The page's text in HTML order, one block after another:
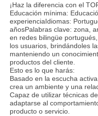
¡Haz la diferencia con el
Educación mínima:
experienciaIdiomas:
añosPalabras clave: zona,
en redes bilingüe
los usuarios, brindándoles
manteniendo un
productos del cliente.
Esto es lo que harás:
Basado en la escucha
crea un ambiente y una
Capaz de utilizar técnicas
adaptarse al
producto o servicio.